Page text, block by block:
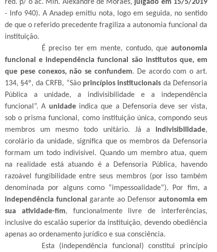
red. p/ o ac. Min. Alexandre de Moraes, julgado em 15/5/2019
- Info 940). A Anadep emitiu nota, logo em seguida, no sentido
de que o referido precedente fragiliza a autonomia funcional da
instituição.
É preciso ter em mente, contudo, que autonomia
funcional e independência funcional são institutos que, em
que pese conexos, não se confundem. De acordo com o art.
134, §4º, da CRFB, “São princípios institucionais da Defensoria
Pública a unidade, a indivisibilidade e a independência
funcional”. A unidadeindica que a Defensoria deve ser vista,
sob o prisma funcional, como instituição única, compondo seus
membros um mesmo todo unitário. Já a indivisibilidade,
corolário da unidade, significa que os membros da Defensoria
formam um todo indivisível. Quando um membro atua, quem
na realidade está atuando é a Defensoria Pública, havendo
razoável fungibilidade entre seus membros (por isso também
denominada por alguns como “impessoalidade”). Por fim, a
independência funcional
garante ao Defensor autonomia em
sua atividade-fim, funcionalmente livre de interferências,
inclusive do escalão superior da instituição, devendo obediência
apenas ao ordenamento jurídico e sua consciência.
Esta (independência funcional) constitui princípio